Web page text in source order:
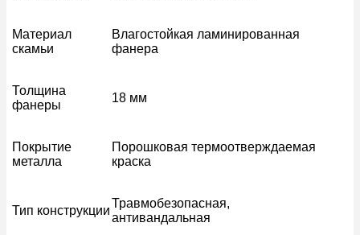
Материал
скамьи
Влагостойкая ламинированная
фанера
Толщина
фанеры
18 мм
Покрытие
металла
Порошковая термоотверждаемая
краска
Тип конструкции
Травмобезопасная,
антивандальная